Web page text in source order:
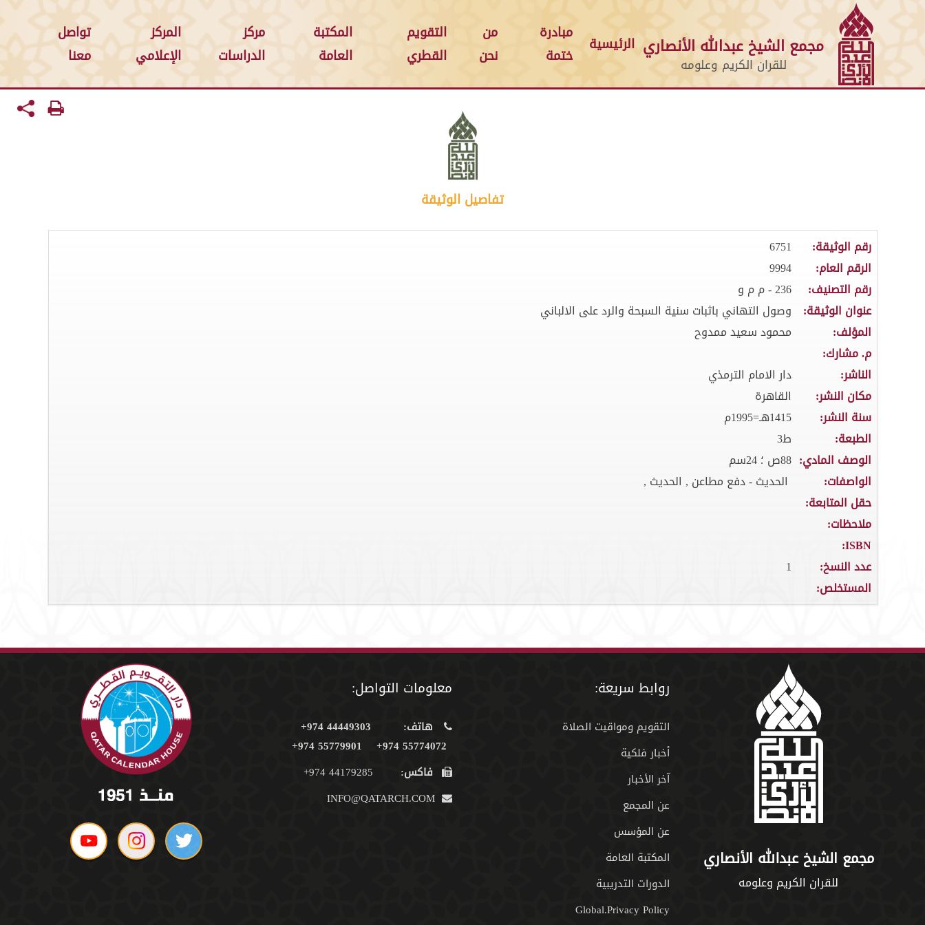
مجمع الشيخ عبدالله الأنصاري
للقران الكريم وعلومه
الرئيسية
مبادرة
ختمة
من
نحن
التقويم
القطري
المكتبة
العامة
مركز
الدراسات
المركز
الإعلامي
تواصل
معنا
تفاصيل الوثيقة
رقم الوثيقة:
6751
الرقم العام:
9994
رقم التصنيف:
236 - م م و
عنوان الوثيقة:
وصول التهاني باثبات سنية السبحة والرد على الالباني
المؤلف:
محمود سعيد ممدوح
م. مشارك:
الناشر:
دار الامام الترمذي
مكان النشر:
القاهرة
سنة النشر:
1415هـ=1995م
الطبعة:
ط3
الوصف المادي: 88ص ؛ 24سم
الواصفات:
الحديث - دفع مطاعن , الحديث ,
حقل المتابعة:
ملاحظات:
ISBN:
عدد النسخ:
1
المستخلص:
مجمع الشيخ عبدالله الأنصاري
للقران الكريم وعلومه
روابط سريعة:
التقويم ومواقيت الصلاة
أخبار فلكية
آخر الأخبار
عن المجمع
عن المؤسس
المكتبة العامة
الدورات التدريبية
Global.Privacy Policy
معلومات التواصل:
هاتف:
44449303 974+
55774072 974+
55779901 974+
فاكس: